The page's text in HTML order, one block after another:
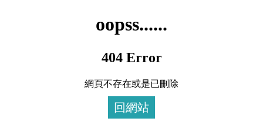
oopss......
404 Error
網頁不存在或是已刪除
回網站